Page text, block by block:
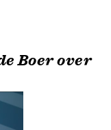
Boer over